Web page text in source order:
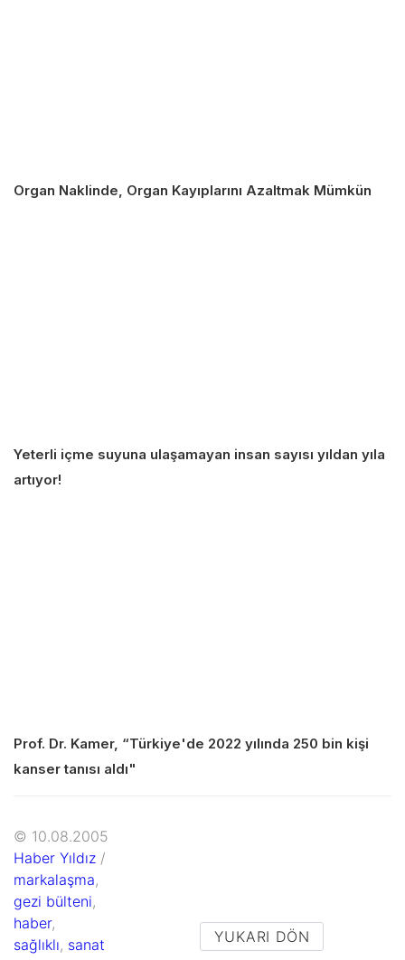
Organ Naklinde, Organ Kayıplarını Azaltmak Mümkün
Yeterli içme suyuna ulaşamayan insan sayısı yıldan yıla
artıyor!
Prof. Dr. Kamer, “Türkiye'de 2022 yılında 250 bin kişi
kanser tanısı aldı"
© 10.08.2005
Haber Yıldız /
markalaşma,
gezi bülteni,
haber,
sağlıklı, sanat
YUKARI DÖN